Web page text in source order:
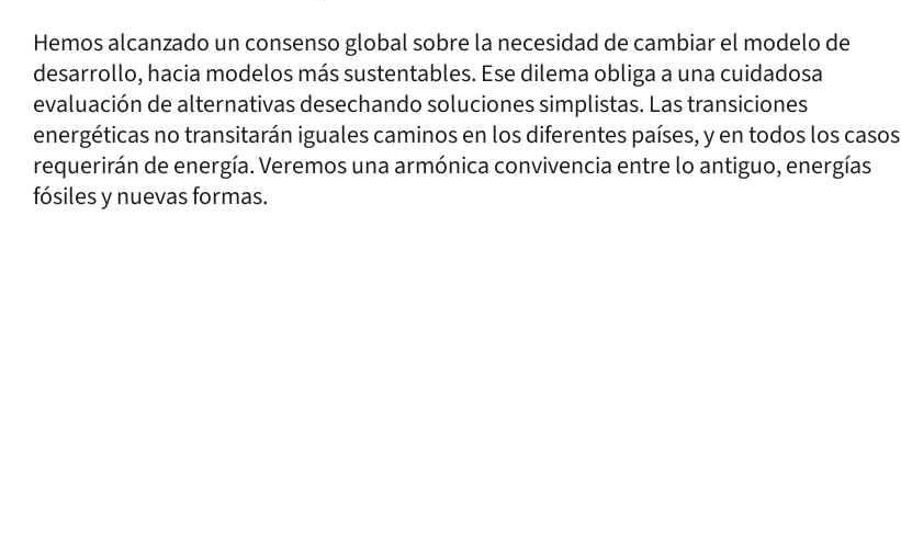
Hemos alcanzado un consenso global sobre la necesidad de cambiar el modelo de
desarrollo, hacia modelos más sustentables. Ese dilema obliga a una cuidadosa
evaluación de alternativas desechando soluciones simplistas. Las transiciones
energéticas no transitarán iguales caminos en los diferentes países, y en todos los casos
requerirán de energía. Veremos una armónica convivencia entre lo antiguo, energías
fósiles y nuevas formas.